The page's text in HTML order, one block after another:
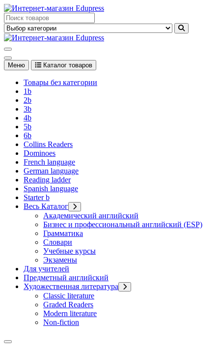
Перейти
к
содержимому
Edupress Uzbekistan, Edupress Узбекистан, книги, учебники на
английском языке
английском языке
Меню Каталог товаров
Товары без категории
1b
2b
3b
4b
5b
6b
Collins Readers
Dominoes
French language
German language
Reading ladder
Spanish language
Starter b
Весь Каталог
Академический английский
Бизнес и профессиональный английский (ESP)
Грамматика
Словари
Учебные курсы
Экзамены
Для учителей
Предметный английский
Художественная литература
Classic literature
Graded Readers
Modern literature
Non-fiction